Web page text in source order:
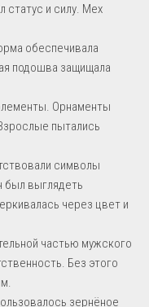
статус и силу. Мех
обеспечивала
подошва защищала
Орнаменты
пытались
символы
выглядеть
через цвет и
частью мужского
Без этого
зернёное